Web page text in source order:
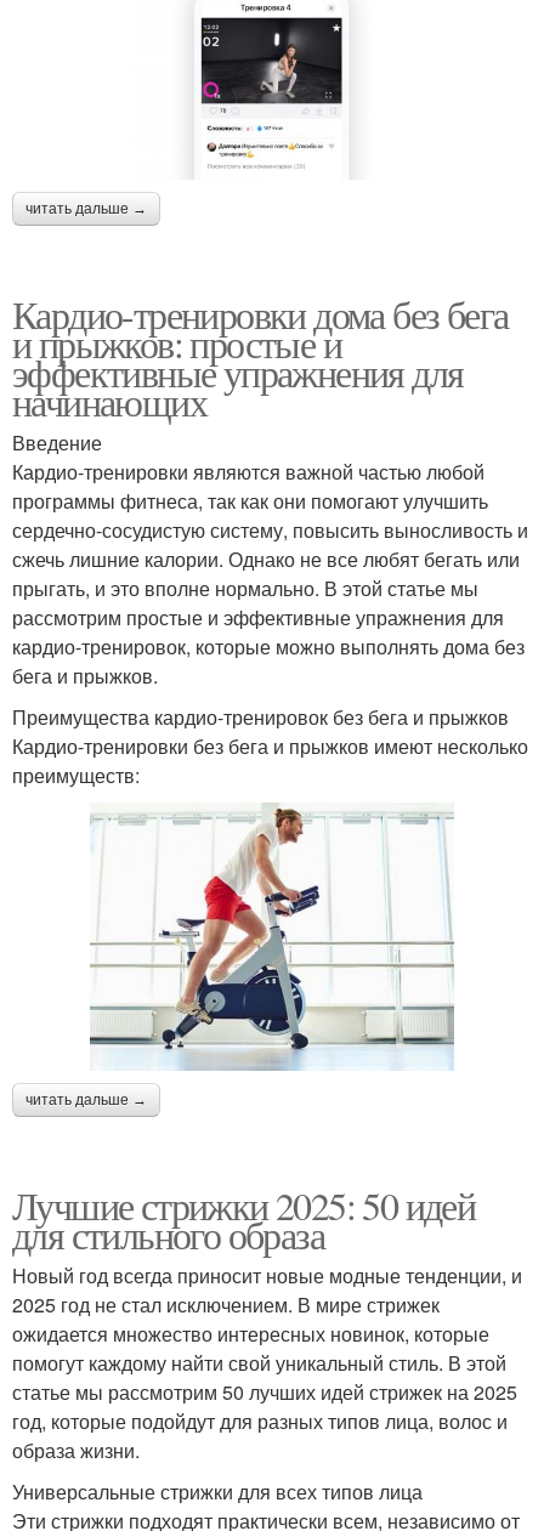
читать дальше →
Кардио-тренировки дома без бега
и прыжков: простые и
эффективные упражнения для
начинающих
Введение
Кардио-тренировки являются важной частью любой
программы фитнеса, так как они помогают улучшить
сердечно-сосудистую систему, повысить выносливость и
сжечь лишние калории. Однако не все любят бегать или
прыгать, и это вполне нормально. В этой статье мы
рассмотрим простые и эффективные упражнения для
кардио-тренировок, которые можно выполнять дома без
бега и прыжков.
Преимущества кардио-тренировок без бега и прыжков
Кардио-тренировки без бега и прыжков имеют несколько
преимуществ:
читать дальше →
Лучшие стрижки 2025: 50 идей
для стильного образа
Новый год всегда приносит новые модные тенденции, и
2025 год не стал исключением. В мире стрижек
ожидается множество интересных новинок, которые
помогут каждому найти свой уникальный стиль. В этой
статье мы рассмотрим 50 лучших идей стрижек на 2025
год, которые подойдут для разных типов лица, волос и
образа жизни.
Универсальные стрижки для всех типов лица
Эти стрижки подходят практически всем, независимо от